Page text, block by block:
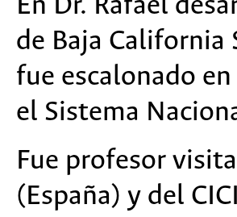
En Dr. Rafael
de Baja California
fue escalonado
el Sistema
Fue profesor
(España) y del